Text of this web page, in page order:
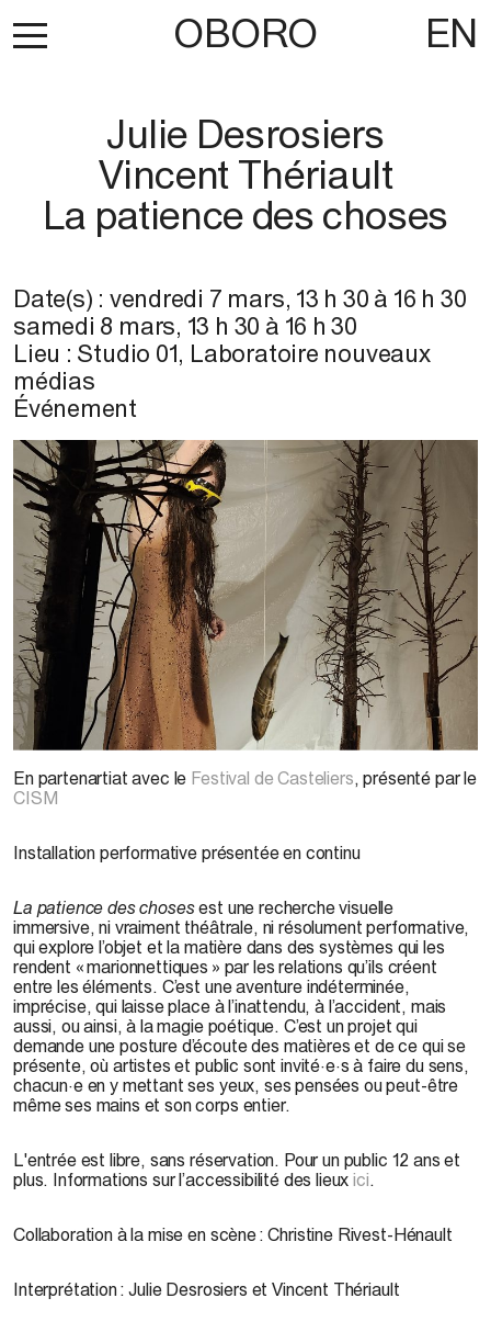
OBORO EN
Julie Desrosiers
Vincent Thériault
La patience des choses
Date(s) : vendredi 7 mars, 13 h 30 à 16 h 30
samedi 8 mars, 13 h 30 à 16 h 30
Lieu : Studio 01, Laboratoire nouveaux
médias
Événement
Larouche
En partenartiat avec le Festival de Casteliers, présenté par le
CISM
Installation performative présentée en continu
La patience des chosesest une recherche visuelle
immersive, ni vraiment théâtrale, ni résolument performative,
qui explore l’objet et la matière dans des systèmes qui les
rendent « marionnettiques » par les relations qu’ils créent
entre les éléments. C’est une aventure indéterminée,
imprécise, qui laisse place à l’inattendu, à l’accident, mais
aussi, ou ainsi, à la magie poétique. C’est un projet qui
demande une posture d’écoute des matières et de ce qui se
présente, où artistes et public sont invité·e·s à faire du sens,
chacun·e en y mettant ses yeux, ses pensées ou peut-être
même ses mains et son corps entier.
L'entrée est libre, sans réservation. Pour un public 12 ans et
plus. Informations sur l’accessibilité des lieuxici.
Collaboration à la mise en scène :Christine Rivest-Hénault
Interprétation :Julie Desrosiers et Vincent Thériault